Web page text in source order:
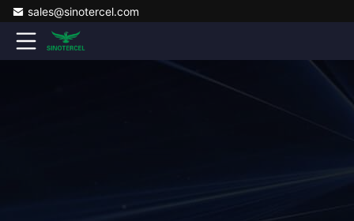
sales@sinotercel.com